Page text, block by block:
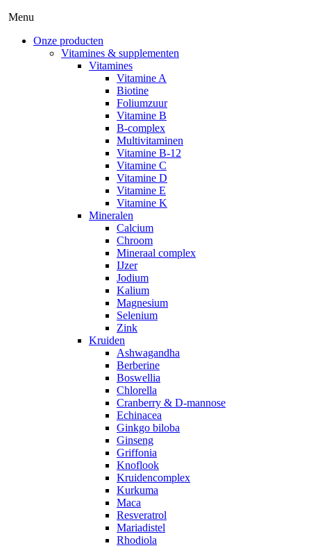
Menu
Onze producten
Vitamines & supplementen
Vitamines
Vitamine A
Biotine
Foliumzuur
Vitamine B
B-complex
Multivitaminen
Vitamine B-12
Vitamine C
Vitamine D
Vitamine E
Vitamine K
Mineralen
Calcium
Chroom
Mineraal complex
IJzer
Jodium
Kalium
Magnesium
Selenium
Zink
Kruiden
Ashwagandha
Berberine
Boswellia
Chlorella
Cranberry & D-mannose
Echinacea
Ginkgo biloba
Ginseng
Griffonia
Knoflook
Kruidencomplex
Kurkuma
Maca
Resveratrol
Mariadistel
Rhodiola